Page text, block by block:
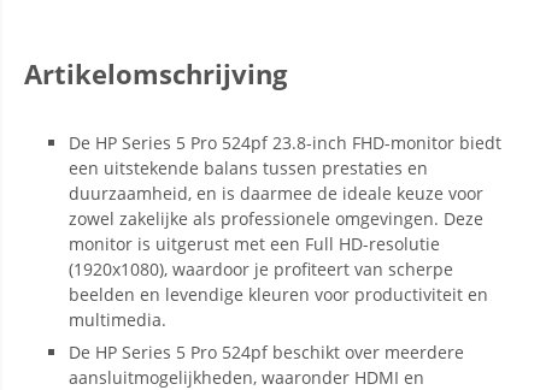
Artikelomschrijving
De HP Series 5 Pro 524pf 23.8-inch FHD-monitor biedt
een uitstekende balans tussen prestaties en
duurzaamheid, en is daarmee de ideale keuze voor
zowel zakelijke als professionele omgevingen. Deze
monitor is uitgerust met een Full HD-resolutie
(1920x1080), waardoor je profiteert van scherpe
beelden en levendige kleuren voor productiviteit en
multimedia.
De HP Series 5 Pro 524pf beschikt over meerdere
aansluitmogelijkheden, waaronder HDMI en